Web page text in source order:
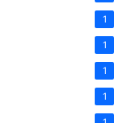
1
1
1
1